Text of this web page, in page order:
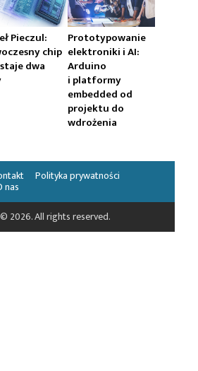
Pieczul:
chip
dwa
Prototypowanie
elektroniki i AI:
Arduino
i platformy
embedded od
projektu do
wdrożenia
nas
Polityka prywatności
2026. All rights reserved.